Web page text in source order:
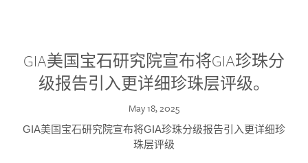
GIA美国宝石研究院宣布将GIA珍珠分
级报告引入更详细珍珠层评级。
May 18, 2025
GIA美国宝石研究院宣布将GIA珍珠分级报告引入更详细珍
珠层评级